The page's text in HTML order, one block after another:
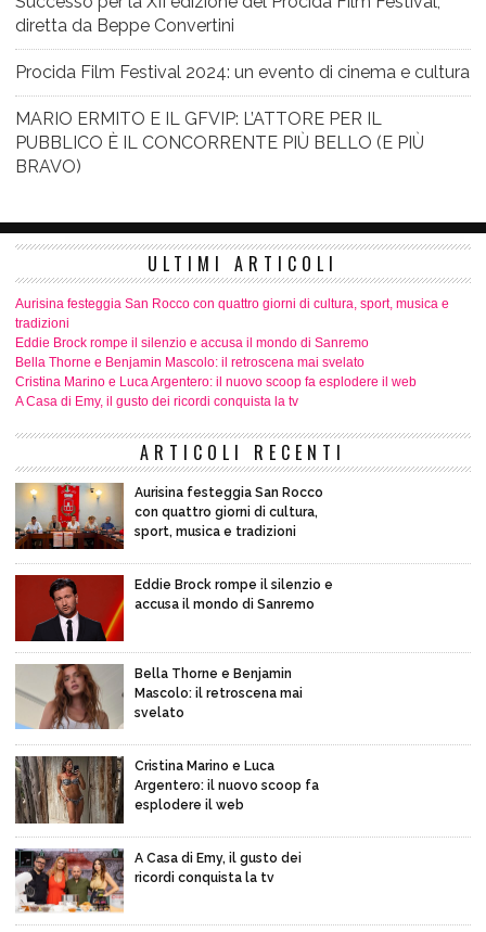
diretta da Beppe Convertini
Procida Film Festival 2024: un evento di cinema e cultura
MARIO ERMITO E IL GFVIP: L’ATTORE PER IL
PUBBLICO È IL CONCORRENTE PIÙ BELLO (E PIÙ
BRAVO)
ULTIMI ARTICOLI
Aurisina festeggia San Rocco con quattro giorni di cultura, sport, musica e
tradizioni
Eddie Brock rompe il silenzio e accusa il mondo di Sanremo
Bella Thorne e Benjamin Mascolo: il retroscena mai svelato
Cristina Marino e Luca Argentero: il nuovo scoop fa esplodere il web
A Casa di Emy, il gusto dei ricordi conquista la tv
ARTICOLI RECENTI
Aurisina festeggia San Rocco
con quattro giorni di cultura,
sport, musica e tradizioni
Eddie Brock rompe il silenzio e
accusa il mondo di Sanremo
Bella Thorne e Benjamin
Mascolo: il retroscena mai
svelato
Cristina Marino e Luca
Argentero: il nuovo scoop fa
esplodere il web
A Casa di Emy, il gusto dei
ricordi conquista la tv